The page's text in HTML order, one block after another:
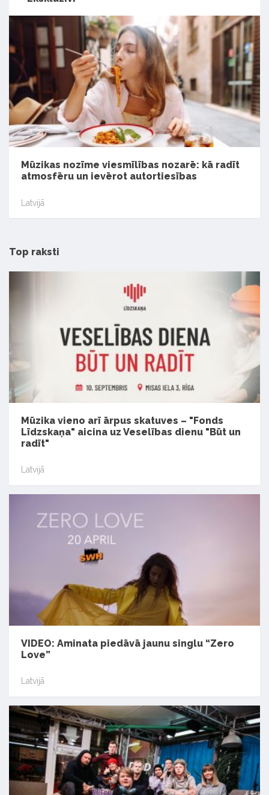
Mūzikas nozīme viesmīlības nozarē: kā radīt
atmosfēru un ievērot autortiesības
Latvijā
Top raksti
Mūzika vieno arī ārpus skatuves – "Fonds
Līdzskaņa" aicina uz Veselības dienu "Būt un
radīt"
Latvijā
VIDEO: Aminata piedāvā jaunu singlu “Zero
Love”
Latvijā